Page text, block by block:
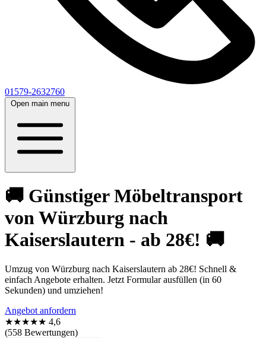
01579-2632760
Open main menu
🚚 Günstiger Möbeltransport
von Würzburg nach
Kaiserslautern - ab 28€! 🚚
Umzug von Würzburg nach Kaiserslautern ab 28€! Schnell &
einfach Angebote erhalten. Jetzt Formular ausfüllen (in 60
Sekunden) und umziehen!
Angebot anfordern
★★★★★ 4,6
(558 Bewertungen)